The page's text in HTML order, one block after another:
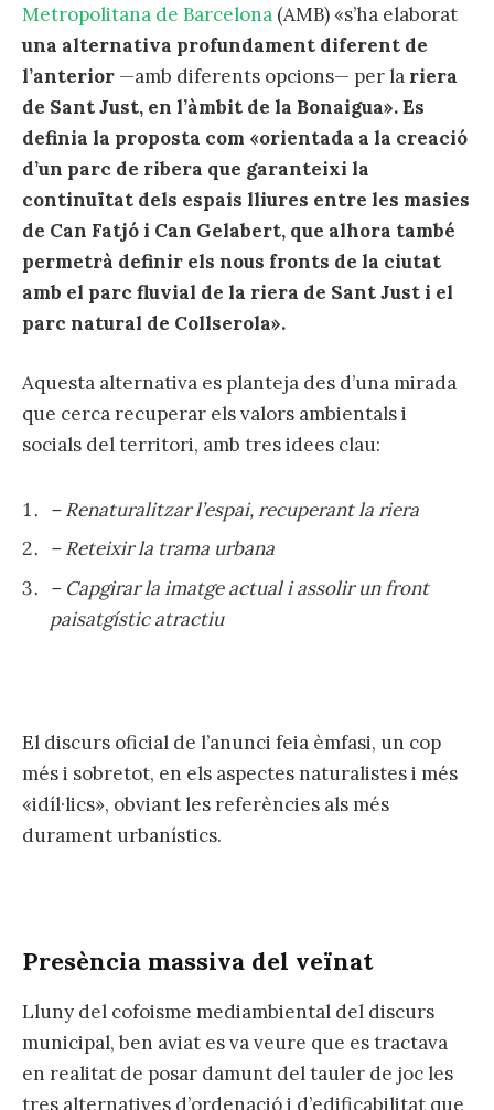
Metropolitana de Barcelona (AMB) «s’ha elaborat
una alternativa profundament diferent de
l’anterior —amb diferents opcions— per la riera
de Sant Just, en l’àmbit de la Bonaigua».Es
definia la proposta com «orientada a la creació
d’un parc de ribera que garanteixi la
continuïtat dels espais lliures entre les masies
de Can Fatjó i Can Gelabert, que alhora també
permetrà definir els nous fronts de la ciutat
amb el parc fluvial de la riera de Sant Just i el
parc natural de Collserola».
Aquesta alternativa es planteja des d’una mirada
que cerca recuperar els valors ambientals i
socials del territori, amb tres idees clau:
– Renaturalitzar l’espai, recuperant la riera
– Reteixir la trama urbana
– Capgirar la imatge actual i assolir un front
paisatgístic atractiu
El discurs oficial de l’anunci feia èmfasi, un cop
més i sobretot, en els aspectes naturalistes i més
«idíl·lics», obviant les referències als més
durament urbanístics.
Presència massiva del veïnat
Lluny del cofoisme mediambiental del discurs
municipal, ben aviat es va veure que es tractava
en realitat de posar damunt del tauler de joc les
tres alternatives d’ordenació i d’edificabilitat que